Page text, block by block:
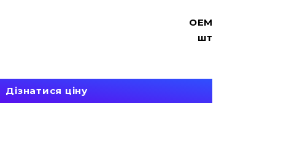
OEM
шт
Дізнатися ціну